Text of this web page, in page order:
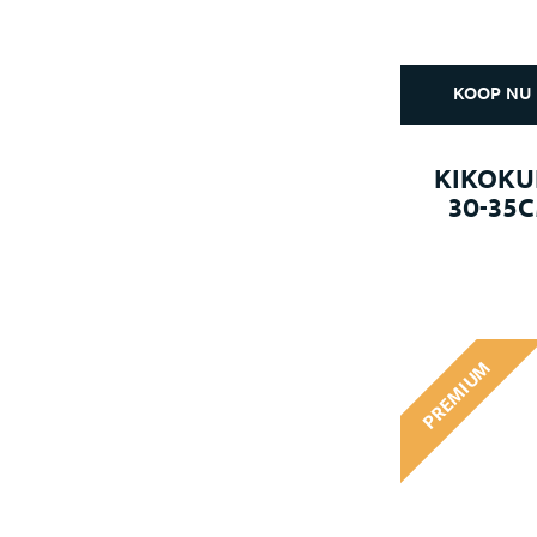
KOOP NU
30-
PREMIUM